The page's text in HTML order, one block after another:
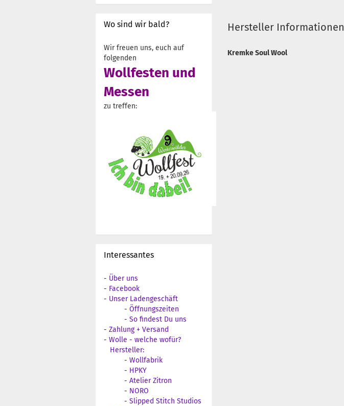
Hersteller Informationen
Kremke Soul Wool
Wo sind wir bald?
Wir freuen uns, euch auf
folgenden
Wollfesten und
Messen
zu treffen:
Interessantes
- Über uns
- Facebook
- Unser Ladengeschäft
- Öffnungszeiten
- So findest Du uns
- Zahlung + Versand
- Wolle - welche wofür?
Hersteller:
- Wollfabrik
- HPKY
- Atelier Zitron
- NORO
- Slipped Stitch Studios